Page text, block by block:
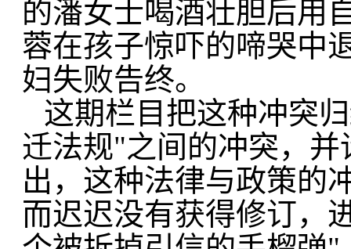
的潘女士喝酒壮胆后用
蓉在孩子惊吓的啼哭中
妇失败告终。
这期栏目把这种冲突
迁法规"之间的冲突，
出，这种法律与政策的
而迟迟没有获得修订，